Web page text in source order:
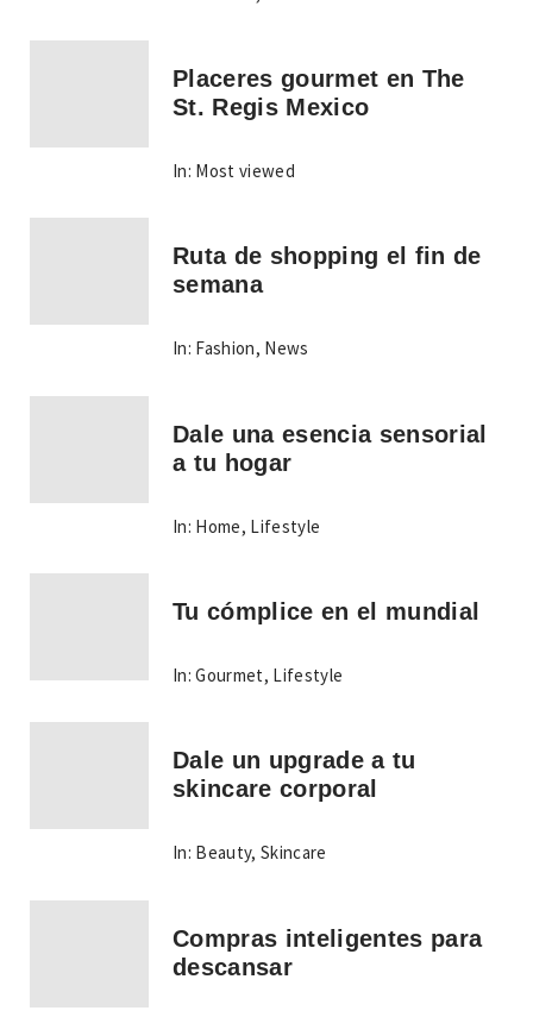
Placeres gourmet en The
St. Regis Mexico
In: Most viewed
Ruta de shopping el fin de
semana
In: Fashion, News
Dale una esencia sensorial
a tu hogar
In: Home, Lifestyle
Tu cómplice en el mundial
In: Gourmet, Lifestyle
Dale un upgrade a tu
skincare corporal
In: Beauty,Skincare
Compras inteligentes para
descansar